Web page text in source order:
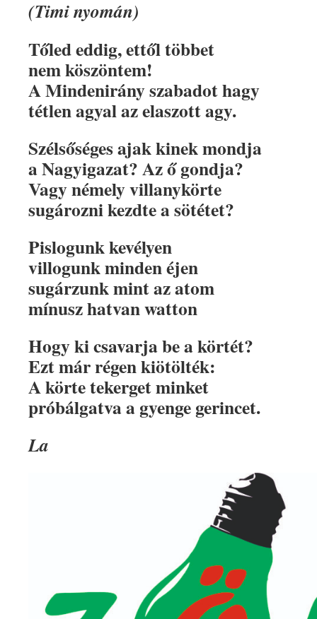
(Timi nyomán)
Tőled eddig, ettől többet
nem köszöntem!
A Mindenirány szabadot hagy
tétlen agyal az elaszott agy.
Szélsőséges ajak kinek mondja
a Nagyigazat? Az ő gondja?
Vagy némely villanykörte
sugározni kezdte a sötétet?
Pislogunk kevélyen
villogunk minden éjen
sugárzunk mint az atom
mínusz hatvan watton
Hogy ki csavarja be a körtét?
Ezt már régen kiötölték:
A körte tekerget minket
próbálgatva a gyenge gerincet.
La